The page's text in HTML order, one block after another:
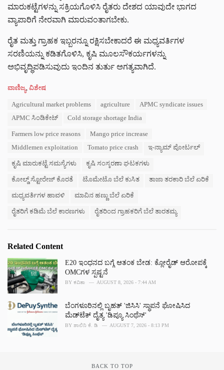
ಮಾರುಕಟ್ಟೆಗಳನ್ನು ಸಕ್ರಿಯಗೊಳಿಸಿ ರೈತರು ದೇಶದ ಯಾವುದೇ ಭಾಗದ
ವ್ಯಾಪಾರಿಗೆ ನೇರವಾಗಿ ಮಾರುವಂತಾಗಬೇಕು.
ರೈತ ಮತ್ತು ಗ್ರಾಹಕ ಇಬ್ಬರನ್ನೂ ರಕ್ಷಿಸಬೇಕಾದರೆ ಈ ಮಧ್ಯವರ್ತಿಗಳ
ಸರಣಿಯನ್ನು ಕಡಿತಗೊಳಿಸಿ, ಕೃಷಿ ಮೂಲಸೌಕರ್ಯಗಳನ್ನು
ಅಭಿವೃದ್ಧಿಪಡಿಸುವುದು ಇಂದಿನ ತುರ್ತು ಅಗತ್ಯವಾಗಿದೆ.
C
ವಾಣಿಜ್ಯ ವಿಶೇಷ
Agricultural market problems agriculture
APMC syndicate issues
APMC ಸಿಂಡಿಕೇಟ್
Cold storage shortage India
Farmers low price reasons
Mango price increase
Middlemen exploitation
Tomato price crash ಇ-ನ್ಯಾಮ್ ಪೋರ್ಟಲ್
ಕೃಷಿ ಮಾರುಕಟ್ಟೆ ಸಮಸ್ಯೆಗಳು ಕೃಷಿ ಸಂಸ್ಕರಣಾ ಘಟಕಗಳು
ಕೋಲ್ಡ್ ಸ್ಟೋರೇಜ್ ಕೊರತೆ ಟೊಮೇಟೊ ಬೆಲೆ ಕುಸಿತ ತಾಜಾ ತರಕಾರಿ ಬೆಲೆ ಏರಿಕೆ
ಮಧ್ಯವರ್ತಿಗಳ ಹಾವಳಿ ಮಾವಿನ ಹಣ್ಣು ಬೆಲೆ ಏರಿಕೆ
ರೈತರಿಗೆ ಕಡಿಮೆ ಬೆಲೆ ಕಾರಣಗಳು ರೈತರಿಂದ ಗ್ರಾಹಕರಿಗೆ ಬೆಲೆ ತಾರತಮ್ಯ
Related Content
E20 ಇಂಧನದ ಬಗ್ಗೆ ಆತಂಕ ಬೇಡ: ಕ್ಲೋರೈಡ್ ಆರೋಪಕ್ಕೆ
OMCಗಳ ಸ್ಪಷ್ಟನೆ
BY ಕವಿತಾ AUGUST 8, 2026 - 7:44 AM
ಬೆಂಗಳೂರಿನಲ್ಲಿ ಬೃಹತ್ 'ಜಿಸಿಸಿ' ಸ್ಥಾಪನೆ ಘೋಷಿಸಿದ
ಮೆಡ್‌ಟೆಕ್‌ ದೈತ್ಯ 'ಡಿಪ್ಯೂ ಸಿಂಥೆಸ್'
BY ಶಾಲಿನಿ ಕೆ. ಡಿ AUGUST 7, 2026 - 8:13 PM
BACK TO TOP